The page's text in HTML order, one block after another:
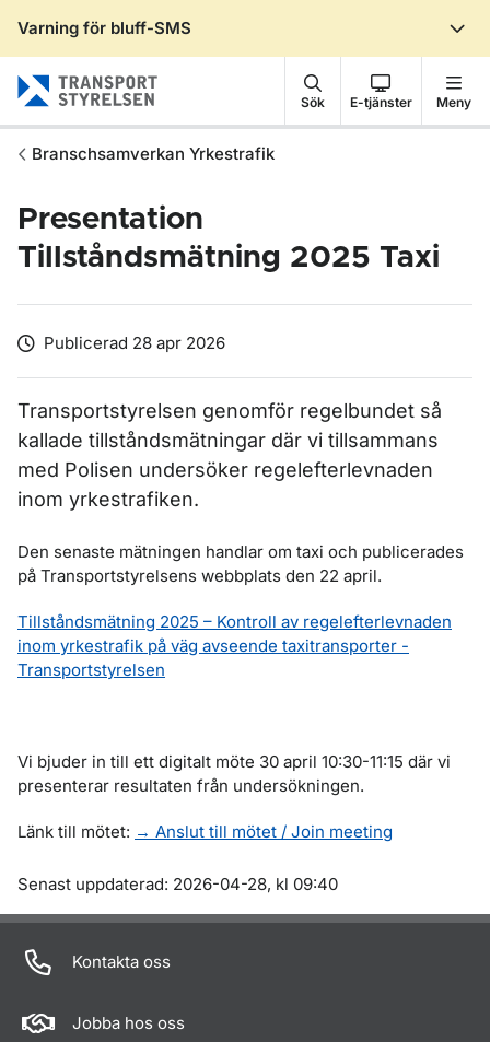
Varning för bluff-SMS
Sök E-tjänster Meny
Branschsamverkan Yrkestrafik
Presentation
Tillståndsmätning 2025 Taxi
Publicerad 28 apr 2026
Transportstyrelsen genomför regelbundet så
kallade tillståndsmätningar där vi tillsammans
med Polisen undersöker regelefterlevnaden
inom yrkestrafiken.
Den senaste mätningen handlar om taxi och publicerades
på Transportstyrelsens webbplats den 22 april.
Tillståndsmätning 2025 – Kontroll av regelefterlevnaden
inom yrkestrafik på väg avseende taxitransporter -
Transportstyrelsen
Vi bjuder in till ett digitalt möte 30 april 10:30-11:15 där vi
presenterar resultaten från undersökningen.
Länk till mötet: → Anslut till mötet / Join meeting
Om sidan
Senast uppdaterad: 2026-04-28, kl 09:40
Kontakta oss
Jobba hos oss